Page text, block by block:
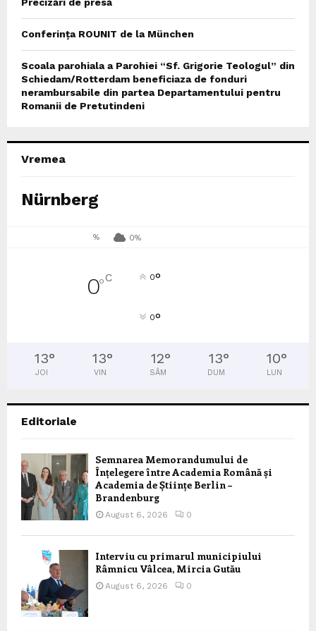
Conferința ROUNIT de la München
Scoala parohiala a Parohiei “Sf. Grigorie Teologul” din
Schiedam/Rotterdam beneficiaza de fonduri
nerambursabile din partea Departamentului pentru
Romanii de Pretutindeni
Vremea
Nürnberg
% 0%
0°C 0°
0°
13°
JOI
13°
VIN
12°
SÂM
13°
DUM
10°
LUN
Editoriale
Semnarea Memorandumului de
Înțelegere între Academia Română și
Academia de Științe Berlin –
Brandenburg
August 6, 2026 0
Interviu cu primarul municipiului
Râmnicu Vâlcea, Mircia Gutău
August 6, 2026 0